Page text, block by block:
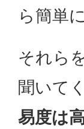
ら簡単
それら
聞いて
易度は